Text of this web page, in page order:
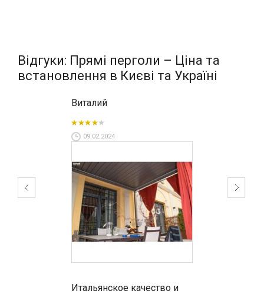
Відгуки: Прямі перголи – Ціна та
встановлення в Києві та Україні
Виталий
09.02.2024
Итальянское качество и